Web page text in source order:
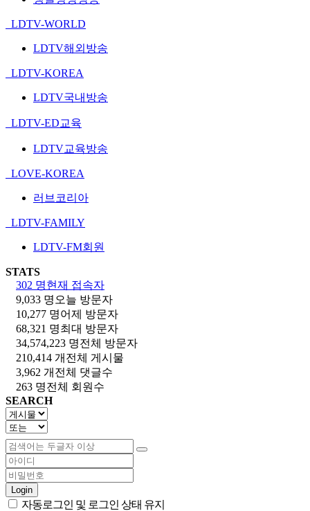
LDTV-WORLD
LDTV해외방송
LDTV-KOREA
LDTV국내방송
LDTV-ED교육
LDTV교육방송
LOVE-KOREA
러브코리아
LDTV-FAMILY
LDTV-FM회원
STATS
302 명현재 접속자
9,033 명 오늘 방문자
10,277 명어제 방문자
68,321 명최대 방문자
34,574,223 명전체 방문자
210,414 개 전체 게시물
3,962 개 전체 댓글수
263 명전체 회원수
SEARCH
Login
자동로그인 및 로그인 상태 유지